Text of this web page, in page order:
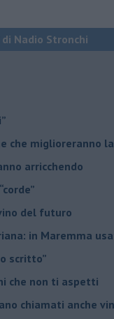
Nadio Stronchi
che miglioreranno
arricchendo
del futuro
in Maremma
scritto”
che non ti aspetti
chiamati anche